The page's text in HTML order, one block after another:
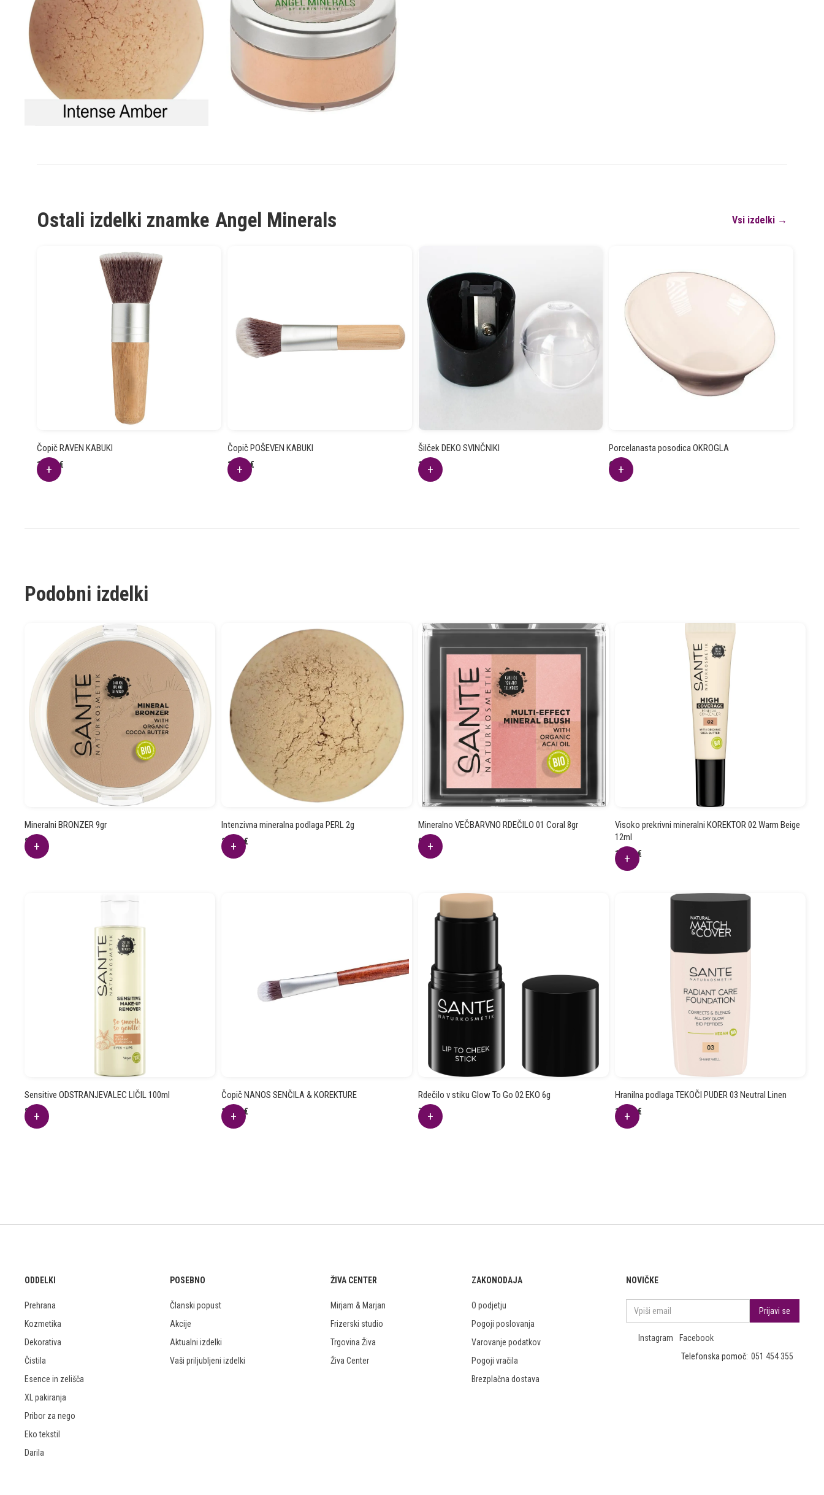
Ostali izdelki znamke Angel Minerals Vsi izdelki →
Čopič RAVEN KABUKI
18.24€
Čopič POŠEVEN KABUKI
16.40€
Šilček DEKO SVINČNIKI
1.89
€
Porcelanasta posodica OKROGLA
6.41
€
Podobni izdelki
Mineralni BRONZER 9gr
8.80
€
Intenzivna mineralna podlaga PERL 2g
25.62€
Mineralno VEČBARVNO RDEČILO 01 Coral 8gr
9.46
€
Visoko prekrivni mineralni KOREKTOR 02 Warm Beige
12ml
11.51€
Sensitive ODSTRANJEVALEC LIČIL 100ml
8.28
€
Čopič NANOS SENČILA & KOREKTURE
12.71€
Rdečilo v stiku Glow To Go 02 EKO 6g
7.51
€
Hranilna podlaga TEKOČI PUDER 03 Neutral Linen
16.66€
ODDELKI
Prehrana
Kozmetika
Dekorativa
Čistila
Esence in zelišča
XL pakiranja
Pribor za nego
Eko tekstil
Darila
POSEBNO
Članski popust
Akcije
Aktualni izdelki
Vaši priljubljeni izdelki
ŽIVA CENTER
Mirjam & Marjan
Frizerski studio
Trgovina Živa
Živa Center
ZAKONODAJA
O podjetju
Pogoji poslovanja
Varovanje podatkov
Pogoji vračila
Brezplačna dostava
NOVIČKE
Instagram
Facebook
Telefonska pomoč: 051 454 355